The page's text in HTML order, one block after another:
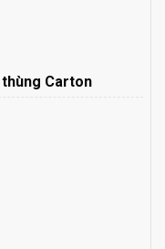
thùng Carton